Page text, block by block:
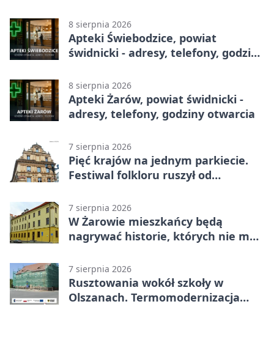
8 sierpnia 2026
Apteki Świebodzice, powiat
świdnicki - adresy, telefony, godziny
8 sierpnia 2026
Apteki Żarów, powiat świdnicki -
adresy, telefony, godziny otwarcia
7 sierpnia 2026
Pięć krajów na jednym parkiecie.
Festiwal folkloru ruszył od
7 sierpnia 2026
W Żarowie mieszkańcy będą
nagrywać historie, których nie ma
7 sierpnia 2026
Rusztowania wokół szkoły w
Olszanach. Termomodernizacja